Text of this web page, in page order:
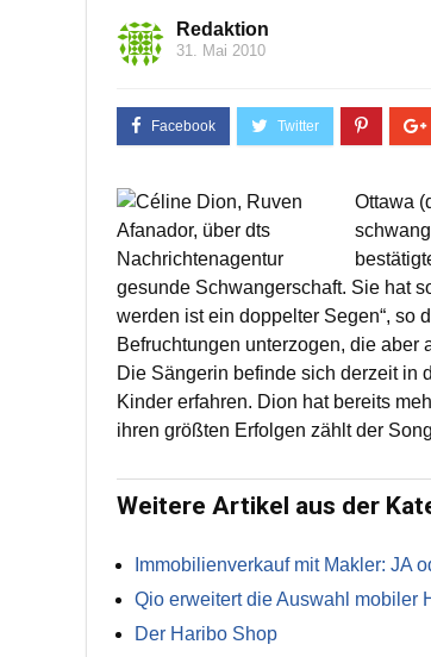
Redaktion
31. Mai 2010
Ottawa
gesunde Schwangerschaft. Sie hat
werden ist ein doppelter Segen“, so
Befruchtungen unterzogen, die
Die Sängerin befinde sich derzeit in
Kinder erfahren. Dion hat bereits
ihren größten Erfolgen zählt der
Weitere Artikel aus der
Immobilienverkauf mit Makler: JA
Qio erweitert die Auswahl mobiler
Der Haribo Shop